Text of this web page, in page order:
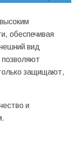
обеспечивая
вид
позволяют
защищают,
и